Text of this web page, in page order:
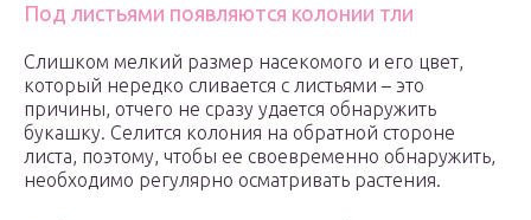
Под листьями появляются колонии тли
Слишком мелкий размер насекомого и его цвет,
который нередко сливается с листьями – это
причины, отчего не сразу удается обнаружить
букашку. Селится колония на обратной стороне
листа, поэтому, чтобы ее своевременно обнаружить,
необходимо регулярно осматривать растения.